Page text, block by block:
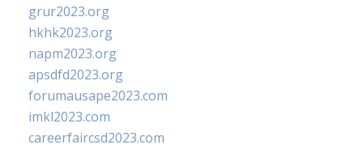
grur2023.org
hkhk2023.org
napm2023.org
apsdfd2023.org
forumausape2023.com
imkl2023.com
careerfaircsd2023.com